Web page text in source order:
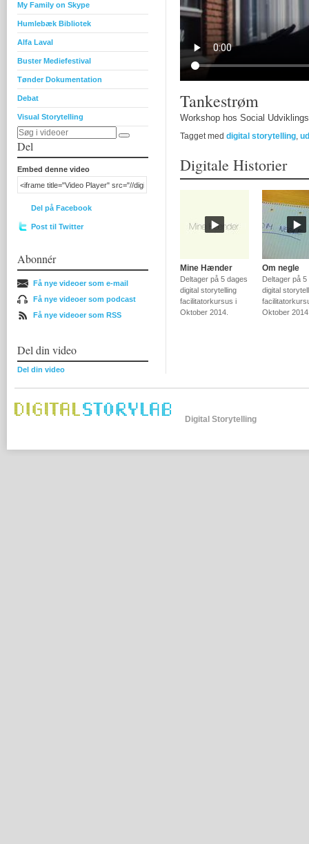
My Family on Skype
Humlebæk Bibliotek
Alfa Laval
Buster Mediefestival
Tønder Dokumentation
Debat
Visual Storytelling
Del
Embed denne video
Del på Facebook
Post til Twitter
Abonnér
Få nye videoer som e-mail
Få nye videoer som podcast
Få nye videoer som RSS
Del din video
Del din video
Tankestrøm
Workshop hos Social
Tagget med digital storytelling,
Digitale Historier
Mine Hænder
Deltager på 5 dages
digital storytelling
facilitatorkursus i
Oktober 2014.
Om negle
Deltager på 5
digital
Oktober
Digital Storytelling